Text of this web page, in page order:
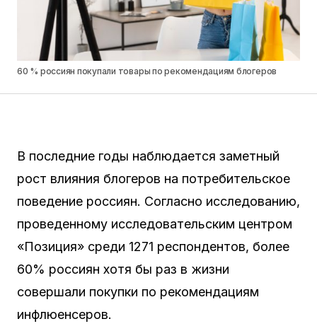
60 % россиян покупали товары по рекомендациям блогеров
В последние годы наблюдается заметный
рост влияния блогеров на потребительское
поведение россиян. Согласно исследованию,
проведенному исследовательским центром
«Позиция» среди 1271 респондентов, более
60% россиян хотя бы раз в жизни
совершали покупки по рекомендациям
инфлюенсеров.